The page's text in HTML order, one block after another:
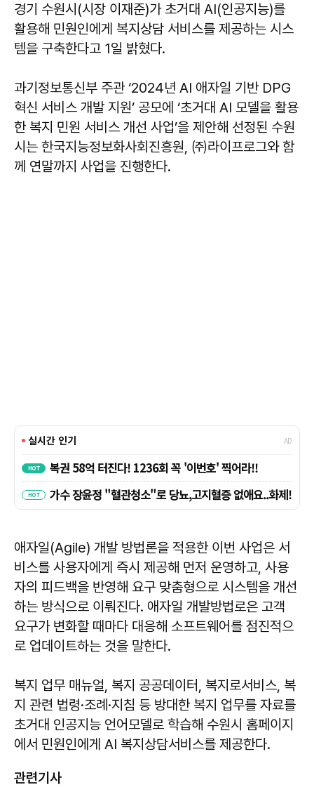
경기 수원시(시장 이재준)가 초거대 AI(인공지능)를
활용해 민원인에게 복지상담 서비스를 제공하는 시스
템을 구축한다고 1일 밝혔다.
과기정보통신부 주관 ‘2024년 AI 애자일 기반 DPG
혁신 서비스 개발 지원’ 공모에 ‘초거대 AI 모델을 활용
한 복지 민원 서비스 개선 사업’을 제안해 선정된 수원
시는 한국지능정보화사회진흥원, ㈜라이프로그와 함
께 연말까지 사업을 진행한다.
애자일(Agile) 개발 방법론을 적용한 이번 사업은 서
비스를 사용자에게 즉시 제공해 먼저 운영하고, 사용
자의 피드백을 반영해 요구 맞춤형으로 시스템을 개선
하는 방식으로 이뤄진다. 애자일 개발방법로은 고객
요구가 변화할 때마다 대응해 소프트웨어를 점진적으
로 업데이트하는 것을 말한다.
복지 업무 매뉴얼, 복지 공공데이터, 복지로서비스, 복
지 관련 법령·조례·지침 등 방대한 복지 업무를 자료를
초거대 인공지능 언어모델로 학습해 수원시 홈페이지
에서 민원인에게 AI 복지상담서비스를 제공한다.
관련기사